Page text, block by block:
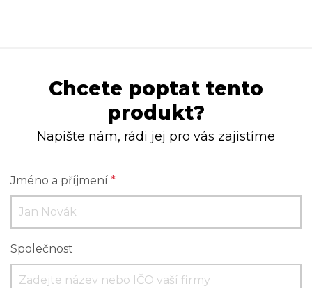
Chcete poptat tento
produkt?
Napište nám, rádi jej pro vás zajistíme
Jméno a příjmení *
Společnost